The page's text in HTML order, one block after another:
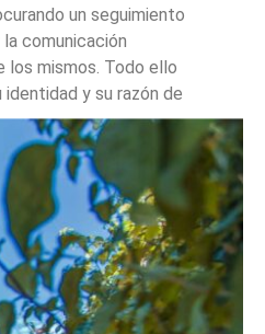
un seguimiento
comunicación
los mismos. Todo ello
identidad y su razón de